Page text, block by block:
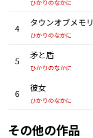
ひかりのなかに
4 タウンオブメモ
ひかりのなかに
5 矛と盾
ひかりのなかに
6 彼女
ひかりのなかに
その他の作品